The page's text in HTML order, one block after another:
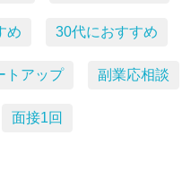
め 30代におすすめ
トアップ 副業応相談
面接1回